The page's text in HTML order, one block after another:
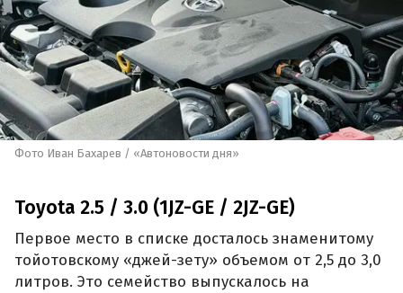
Фото Иван Бахарев / «Автоновости дня»
Toyota 2.5 / 3.0 (1JZ-GE / 2JZ-GE)
Первое место в списке досталось знаменитому
тойотовскому «джей-зету» объемом от 2,5 до 3,0
литров. Это семейство выпускалось на